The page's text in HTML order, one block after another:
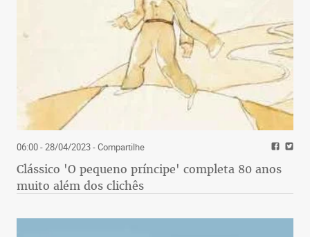
06:00 - 28/04/2023- Compartilhe
Clássico 'O pequeno príncipe' completa 80 anos
muito além dos clichês